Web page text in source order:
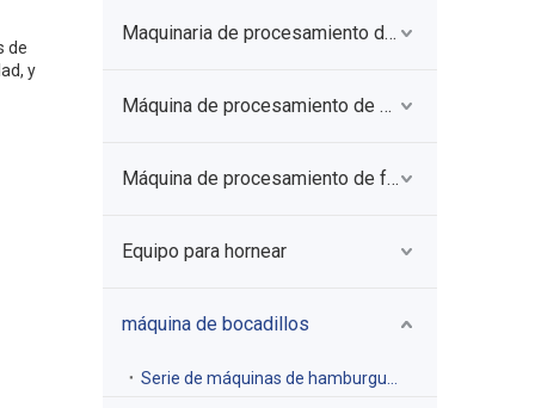
de
y
Maquinaria de procesamiento de carne
Máquina de procesamiento de granos
Máquina de procesamiento de frutas y verduras
Equipo para hornear
máquina de bocadillos